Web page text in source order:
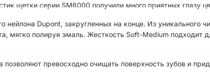
щетки серии SM6000 получили много приятных глазу
Dupont, закругленных на конце. Из уникального
мягко полируя эмаль. Жесткость Soft-Medium подходит
превосходно очищать поверхность зубов и